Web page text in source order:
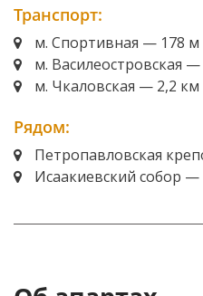
Транспорт:
м. Спортивная — 178 м
м. Василеостровская
м. Чкаловская — 2,2 км
Рядом:
Петропавловская
Исаакиевский собор —